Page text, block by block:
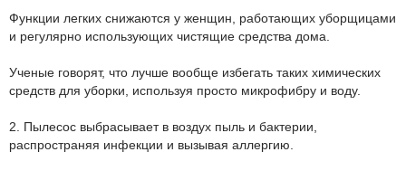
Функции легких снижаются у женщин, работающих уборщицами
и регулярно использующих чистящие средства дома.
Ученые говорят, что лучше вообще избегать таких химических
средств для уборки, используя просто микрофибру и воду.
2. Пылесос выбрасывает в воздух пыль и бактерии,
распространяя инфекции и вызывая аллергию.